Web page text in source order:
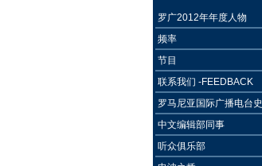
罗广2012年年度人物
频率
节目
联系我们 -FEEDBACK
罗马尼亚国际广播电台史
中文编辑部同事
听众俱乐部